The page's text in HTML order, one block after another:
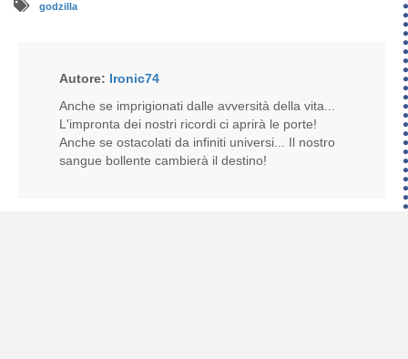
godzilla
Autore: Ironic74
Anche se imprigionati dalle avversità della vita...
L'impronta dei nostri ricordi ci aprirà le porte!
Anche se ostacolati da infiniti universi... Il nostro
sangue bollente cambierà il destino!